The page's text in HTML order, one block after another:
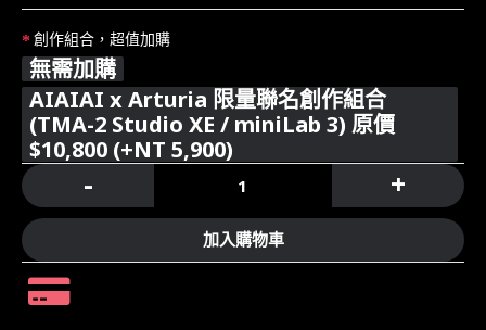
創作組合，超值加購
無需加購
AIAIAI x Arturia 限量聯名創作組合
(TMA-2 Studio XE / miniLab 3) 原價
$10,800 (+NT 5,900)
- +
加入購物車